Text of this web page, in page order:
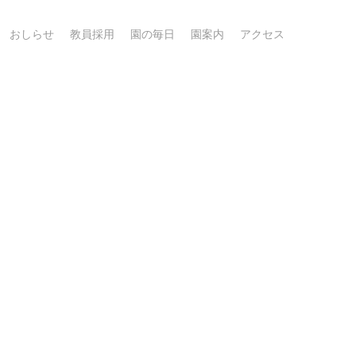
おしらせ 教員採用 園の毎日 園案内 アクセス